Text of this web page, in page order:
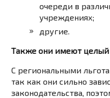
очереди в
учреждениях;
другие.
Также они имеют целый
С региональными
так как они сильно
законодательства,